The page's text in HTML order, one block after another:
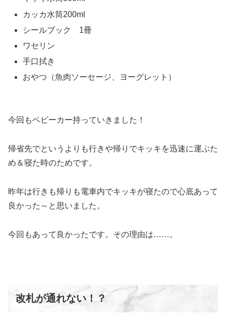
カッカ水筒200ml
シールブック 1冊
ワセリン
手口拭き
おやつ（魚肉ソーセージ、ヨーグレット）
今回もベビーカー持っていきました！
帰省先でというよりも行きや帰りでキッキを迅速に運ぶた
め＆寝た時のためです。
昨年は行きも帰りも電車内でキッキが寝たので心底あって
良かった～と思いました。
今回もあって良かったです。その理由は……。
改札が通れない！？